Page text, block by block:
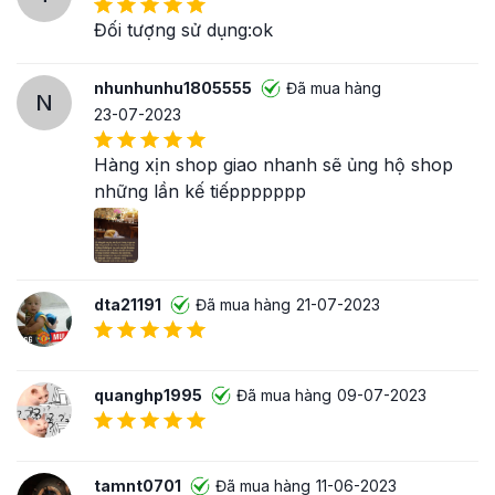
Phụ liệu(vỏ nang gelatin, aerosil, calci carbonat,
phụ trợ, giữ vai trò bảo quản và tạo dạng viên nén
tiện lợi cho sản phẩm.
Công dụng
Nhờ sự kết hợp độc đáo từ những thành phần trên,
Đông trùng hạ thảo Thái Minh dạng viên
đem lại nhiều công dụng đáng kinh ngạc đối với sức
Đối tượng sử dụng:ok
N
nhunhunhu1805555
Đã mua hàng
23-07-2023
Hàng xịn shop giao nhanh sẽ ủng hộ shop
những lần kế tiếppppppp
dta21191 Đã mua hàng 21-07-2023
quanghp1995 Đã mua hàng 09-07-2023
tamnt0701 Đã mua hàng 11-06-2023